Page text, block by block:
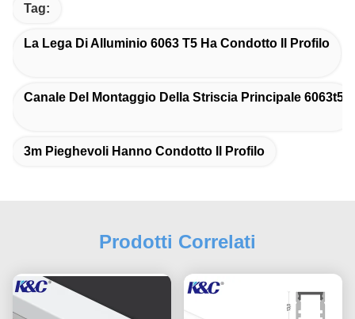
Tag:
La Lega Di Alluminio 6063 T5 Ha Condotto Il Profilo
Canale Del Montaggio Della Striscia Principale 6063t5
3m Pieghevoli Hanno Condotto Il Profilo
Prodotti Correlati